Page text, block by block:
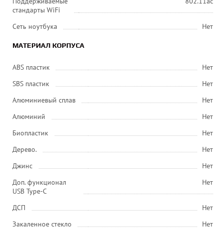
стандарты WiFi
Сеть ноутбука Нет
МАТЕРИАЛ КОРПУСА
ABS пластик
Нет
SBS пластик
Нет
Алюминиевый сплав
Нет
Алюминий
Нет
Биопластик
Нет
Дерево.
Нет
Джинс
Нет
Доп. функционал
USB Type-C
Нет
ДСП
Нет
Закаленное стекло
Нет